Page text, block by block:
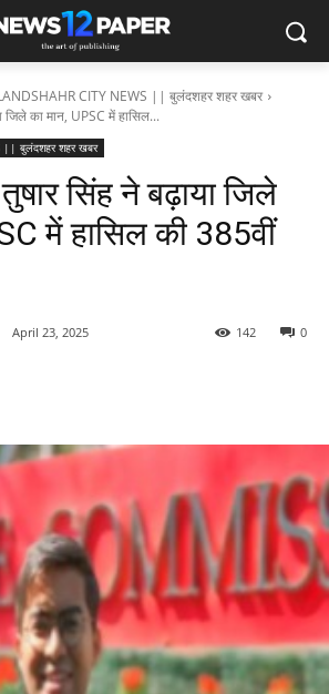
CITY NEWS || बुलंदशहर शहर खबर
का मान, UPSC में हासिल...
|| बुलंदशहर शहर खबर
सिंह ने बढ़ाया जिले
में हासिल की 385वीं
April 23, 2025 0
142